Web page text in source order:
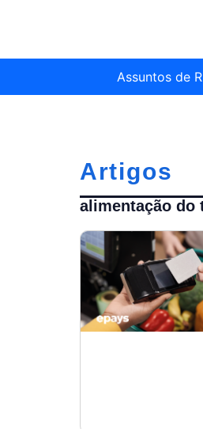
Assuntos de
Artigos
alimentação do